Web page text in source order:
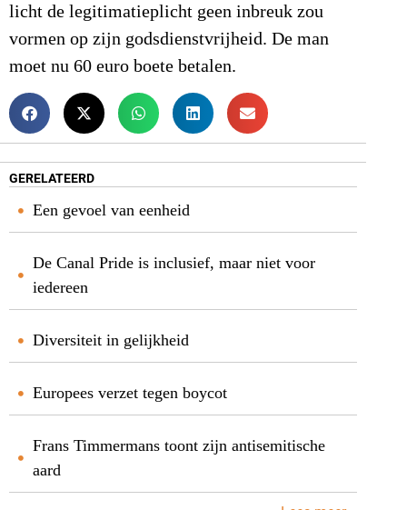
licht de legitimatieplicht geen inbreuk zou
vormen op zijn godsdienstvrijheid. De man
moet nu 60 euro boete betalen.
GERELATEERD
Een gevoel van eenheid
De Canal Pride is inclusief, maar niet voor
iedereen
Diversiteit in gelijkheid
Europees verzet tegen boycot
Frans Timmermans toont zijn antisemitische
aard